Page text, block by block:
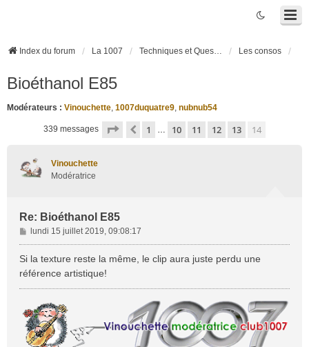
Index du forum La 1007 Techniques et Questions Les consos
Bioéthanol E85
Modérateurs : Vinouchette, 1007duquatre9, nubnub54
339 messages Page 14 sur 14
Précédente
1 … 10 11 12 13 14
Vinouchette
Modératrice
Re: Bioéthanol E85
M
e
s
s
lundi 15 juillet 2019, 09:08:17
Si la texture reste la même, le clip aura juste perdu une
référence artistique!